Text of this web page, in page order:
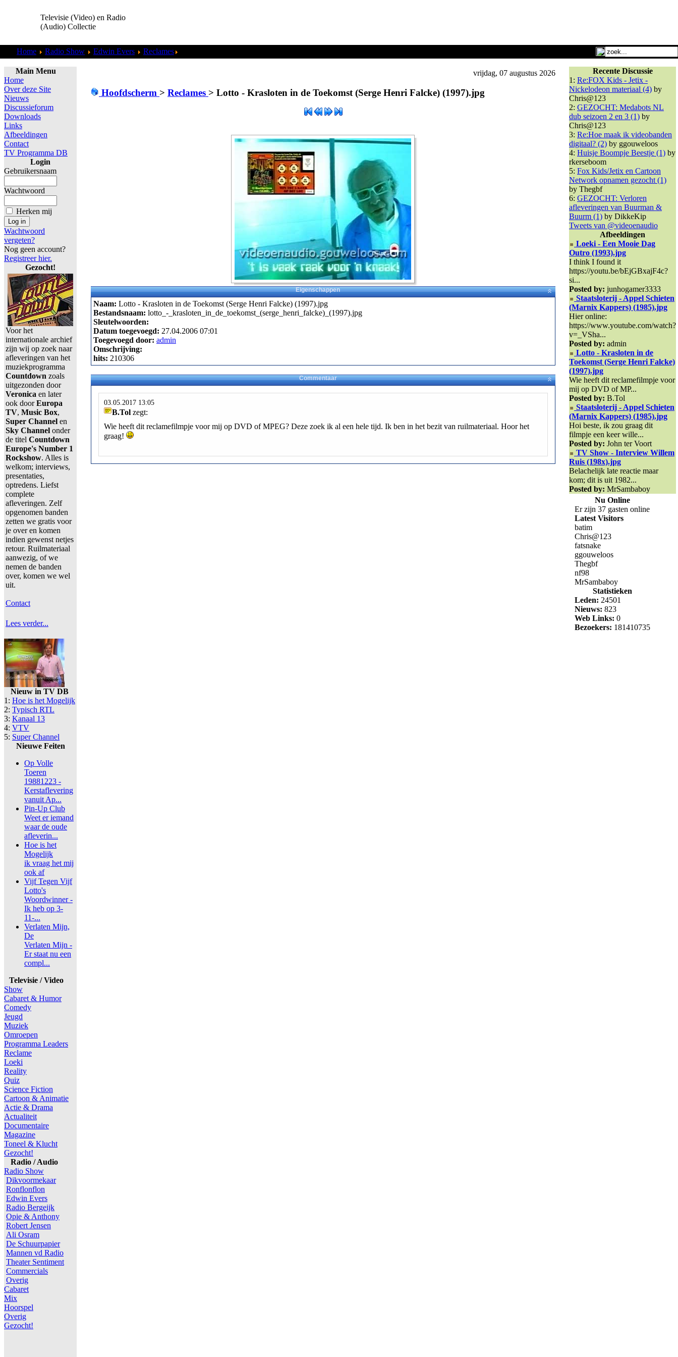
Televisie (Video) en Radio
(Audio) Collectie
Home Radio Show Edwin Evers Reclames
Main Menu
Home
Over deze Site
Nieuws
Discussieforum
Downloads
Links
Afbeeldingen
Contact
TV Programma DB
Login
Gebruikersnaam
Wachtwoord
Herken mij
Wachtwoord
vergeten?
Nog geen account?
Registreer hier.
Gezocht!
Voor het
internationale archief
zijn wij op zoek naar
afleveringen van het
muziekprogramma
Countdown zoals
uitgezonden door
Veronica en later
ook doorEuropa
TV, Music Box,
Super Channel en
Sky Channel onder
de titel Countdown
Europe's Number 1
Rockshow. Alles is
welkom; interviews,
presentaties,
optredens. Liefst
complete
afleveringen. Zelf
opgenomen banden
zetten we gratis voor
je over en komen
indien gewenst netjes
retour. Ruilmateriaal
aanwezig, of we
nemen de banden
over, komen we wel
uit.
Contact
Lees verder...
Nieuw in TV DB
1: Hoe is het Mogelijk
2: Typisch RTL
3: Kanaal 13
4: VTV
5: Super Channel
Nieuwe Feiten
Op Volle
Toeren
19881223 -
Kerstaflevering
vanuit Ap...
Pin-Up Club
Weet er iemand
waar de oude
afleverin...
Hoe is het
Mogelijk
ik vraag het mij
ook af
Vijf Tegen Vijf
Lotto's
Woordwinner -
Ik heb op 3-
11-...
Verlaten Mijn,
De
Verlaten Mijn -
Er staat nu een
compl...
Televisie / Video
Show
Cabaret & Humor
Comedy
Jeugd
Muziek
Omroepen
Programma Leaders
Reclame
Loeki
Reality
Quiz
Science Fiction
Cartoon & Animatie
Actie & Drama
Actualiteit
Documentaire
Magazine
Toneel & Klucht
Gezocht!
Radio / Audio
Radio Show
Dikvoormekaar
Ronflonflon
Edwin Evers
Radio Bergeijk
Opie & Anthony
Robert Jensen
Ali Osram
De Schuurpapier
Mannen vd Radio
Theater Sentiment
Commercials
Overig
Cabaret
Mix
Hoorspel
Overig
Gezocht!
vrijdag, 07 augustus 2026
Hoofdscherm > Reclames > Lotto - Krasloten in de Toekomst (Serge Henri Falcke) (1997).jpg
Eigenschappen
Naam: Lotto - Krasloten in de Toekomst (Serge Henri Falcke) (1997).jpg
Bestandsnaam: lotto_-_krasloten_in_de_toekomst_(serge_henri_falcke)_(1997).jpg
Sleutelwoorden:
Datum toegevoegd: 27.04.2006 07:01
Toegevoegd door: admin
Omschrijving:
hits: 210306
Commentaar
03.05.2017 13:05
B.Tol zegt:
Wie heeft dit reclamefilmpje voor mij op DVD of MPEG? Deze zoek ik al een hele tijd. Ik ben in het bezit van ruilmateriaal. Hoor het
graag!
Recente Discussie
1: Re:FOX Kids - Jetix -
Nickelodeon materiaal (4) by
Chris@123
2: GEZOCHT: Medabots NL
dub seizoen 2 en 3 (1) by
Chris@123
3: Re:Hoe maak ik videobanden
digitaal? (2) by ggouweloos
4: Huisje Boompje Beestje (1) by
rkerseboom
5: Fox Kids/Jetix en Cartoon
Network opnamen gezocht (1)
by Thegbf
6: GEZOCHT: Verloren
afleveringen van Buurman &
Buurm (1) by DikkeKip
Tweets van @videoenaudio
Afbeeldingen
Loeki - Een Mooie Dag
Outro (1993).jpg
I think I found it
https://youtu.be/bEjGBxajF4c?
si...
Posted by: junhogamer3333
Staatsloterij - Appel Schieten
(Marnix Kappers) (1985).jpg
Hier online:
https://www.youtube.com/watch?
v=_VSha...
Posted by: admin
Lotto - Krasloten in de
Toekomst (Serge Henri Falcke)
(1997).jpg
Wie heeft dit reclamefilmpje voor
mij op DVD of MP...
Posted by: B.Tol
Staatsloterij - Appel Schieten
(Marnix Kappers) (1985).jpg
Hoi beste, ik zou graag dit
filmpje een keer wille...
Posted by: John ter Voort
TV Show - Interview Willem
Ruis (198x).jpg
Belachelijk late reactie maar
kom; dit is uit 1982...
Posted by: MrSambaboy
Nu Online
Er zijn 37 gasten online
Latest Visitors
batim
Chris@123
fatsnake
ggouweloos
Thegbf
nf98
MrSambaboy
Statistieken
Leden: 24501
Nieuws: 823
Web Links: 0
Bezoekers: 181410735